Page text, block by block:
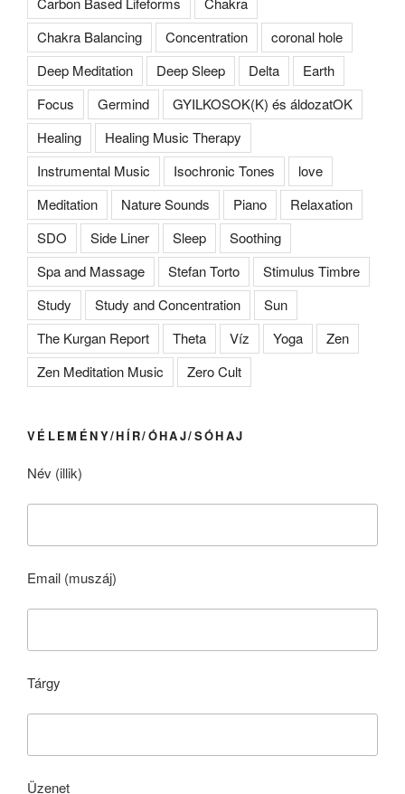
Chakra Balancing
Concentration
coronal hole
Deep Meditation
Deep Sleep Delta
Earth
Focus
Germind
GYILKOSOK(K) és áldozatOK
Healing
Healing Music Therapy
Instrumental Music
Isochronic Tones
love
Meditation
Nature Sounds Piano
Relaxation
SDO
Side Liner Sleep
Soothing
Spa and Massage
Stefan Torto
Stimulus Timbre
Study
Study and Concentration
Sun
The Kurgan Report
Theta Víz Yoga
Zen
Zen Meditation Music
Zero Cult
VÉLEMÉNY/HÍR/ÓHAJ/SÓHAJ
Név (illik)
Email (muszáj)
Tárgy
Üzenet